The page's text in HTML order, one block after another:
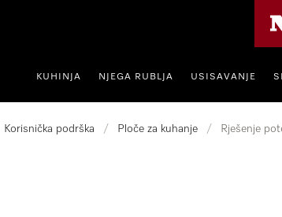
KUHINJA NJEGA RUBLJA USISAVANJE
Korisnička podrška / Ploče za kuhanje / Rješenje